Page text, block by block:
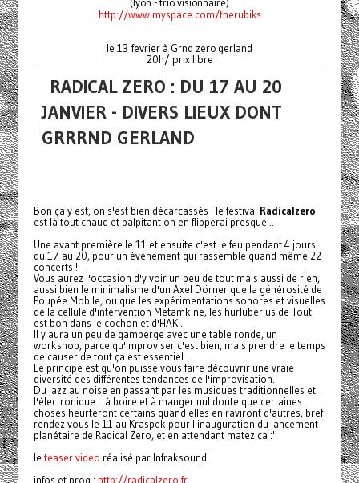
(lyon - trio visionnaire)
http://www.myspace.com/therubiks
le 13 fevrier à Grnd zero gerland
20h/ prix libre
RADICAL ZERO : DU 17 AU 20
JANVIER - DIVERS LIEUX DONT
GRRRND GERLAND
Bon ça y est, on s'est bien décarcassés : le festival Radicalzero
est là tout chaud et palpitant on en flipperai presque...
Une avant première le 11 et ensuite c'est le feu pendant 4 jours
du 17 au 20, pour un événement qui rassemble quand même 22
concerts !
Vous aurez l'occasion d'y voir un peu de tout mais aussi de rien,
aussi bien le minimalisme d'un Axel Dörner que la générosité de
Poupée Mobile, ou que les expérimentations sonores et visuelles
de la cellule d'intervention Metamkine, les hurluberlus de Tout
est bon dans le cochon et d'HAK...
Il y aura un peu de gamberge avec une table ronde, un
workshop, parce qu'improviser c'est bien, mais prendre le temps
de causer de tout ça est essentiel...
Le principe est qu'on puisse vous faire découvrir une vraie
diversité des différentes tendances de l'improvisation.
Du jazz au noise en passant par les musiques traditionnelles et
l'électronique... à boire et à manger nul doute que certaines
choses heurteront certains quand elles en raviront d'autres, bref
rendez vous le 11 au Kraspek pour l'inauguration du lancement
planétaire de Radical Zero, et en attendant matez ça :"
le teaser video réalisé par Infraksound
infos et prog : http://radicalzero.fr